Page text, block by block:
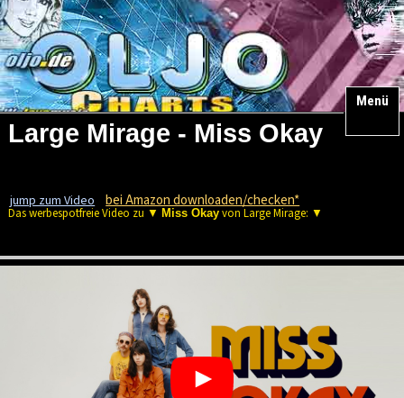
Menü
Large Mirage - Miss Okay
jump zum Video bei Amazon downloaden/checken*
Das werbespotfreie Video zu ▼ Miss Okayvon Large Mirage: ▼